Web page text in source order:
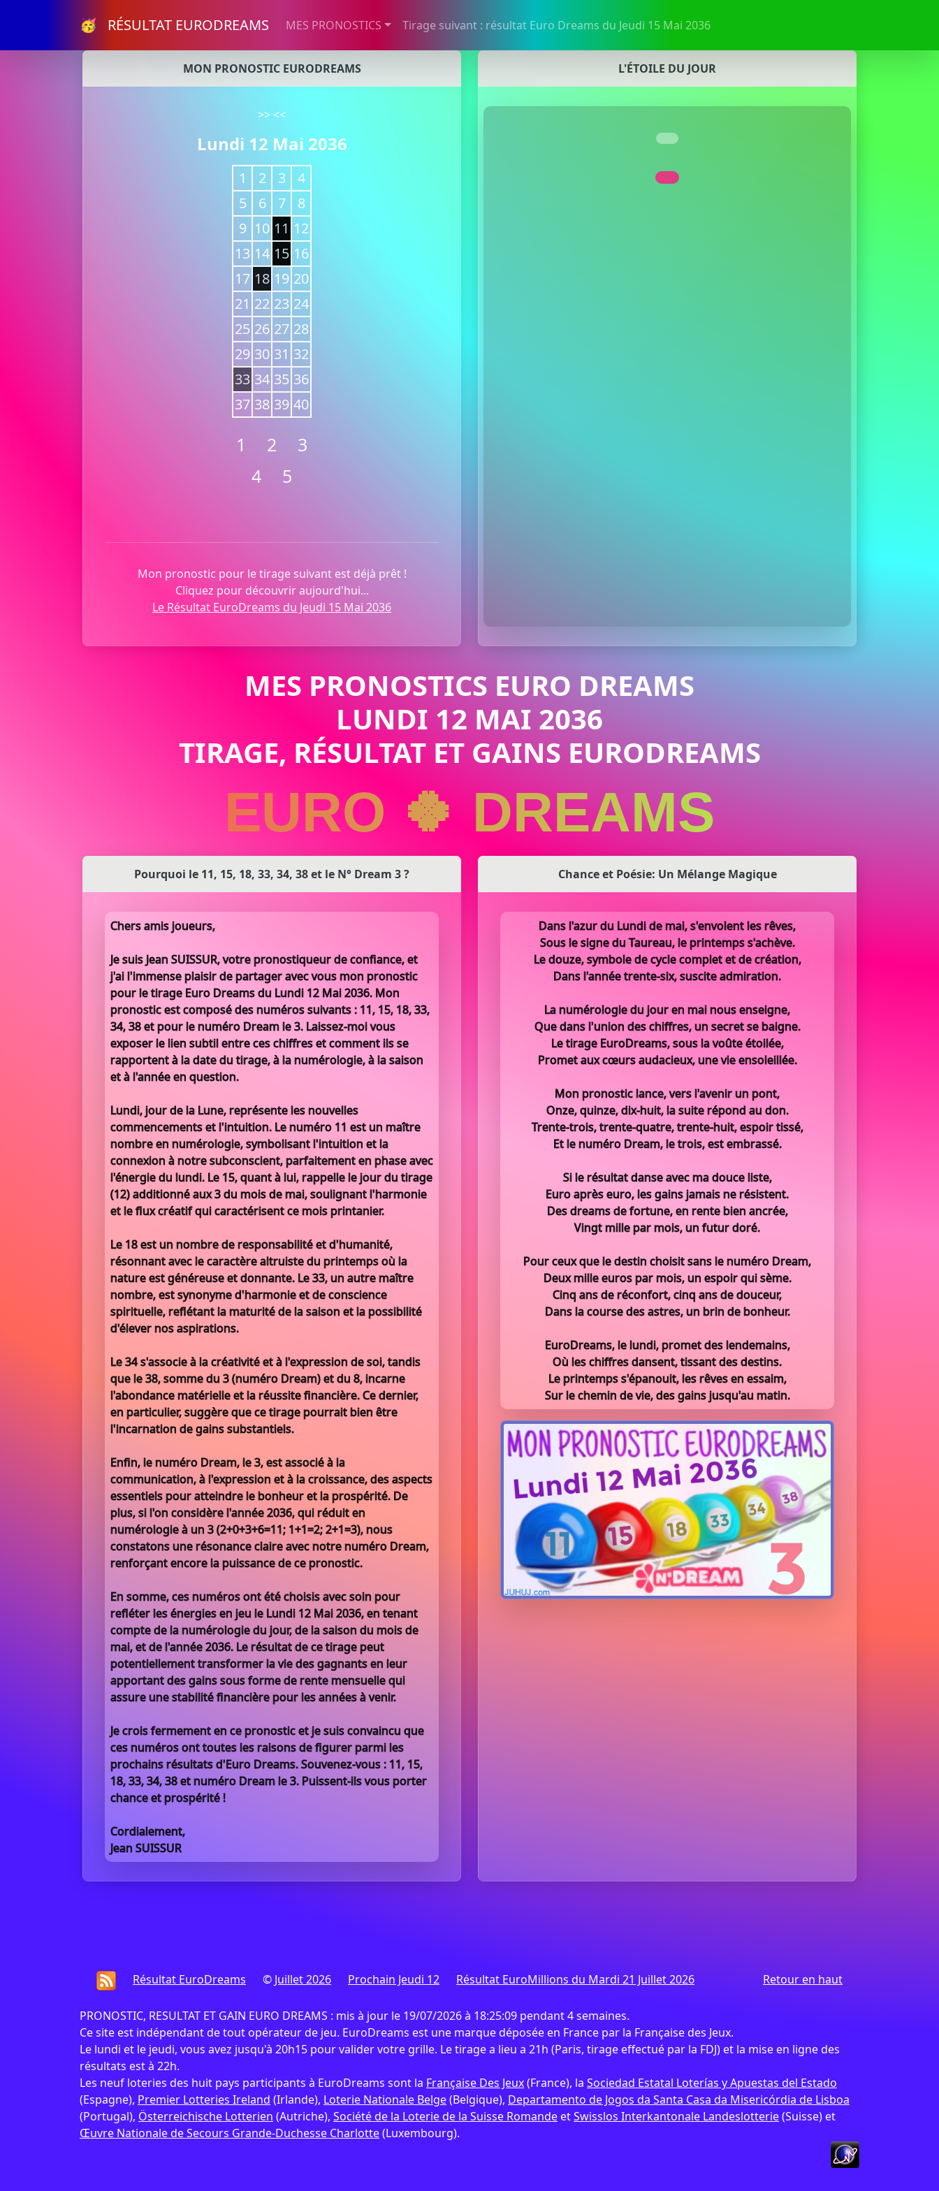
🥳 RÉSULTAT EURODREAMS MES PRONOSTICS Tirage suivant : résultat Euro Dreams du Jeudi 15 Mai 2036
MON PRONOSTIC EURODREAMS
>> <<
Lundi 12 Mai 2036
1 2 3
4
5
6 7
8
9 10 11 12
13 14 15 16
17 18 19 20
21 22 23 24
25 26 27 28
29 30 31 32
33 34 35 36
37 38 39 40
1 2
3
4
5
Mon pronostic pour le tirage suivant est déjà prêt !
Cliquez pour découvrir aujourd'hui...
Le Résultat EuroDreams du Jeudi 15 Mai 2036
L'ÉTOILE DU JOUR
MES PRONOSTICS EURO DREAMS
LUNDI 12 MAI 2036
TIRAGE, RÉSULTAT ET GAINS EURODREAMS
EURO 🍀 DREAMS
Pourquoi le 11, 15, 18, 33, 34, 38 et le N° Dream 3 ?
Chers amis joueurs,
Je suis Jean SUISSUR, votre pronostiqueur de confiance, et
j'ai l'immense plaisir de partager avec vous mon pronostic
pour le tirage Euro Dreams du Lundi 12 Mai 2036. Mon
pronostic est composé des numéros suivants : 11, 15, 18, 33,
34, 38 et pour le numéro Dream le 3. Laissez-moi vous
exposer le lien subtil entre ces chiffres et comment ils se
rapportent à la date du tirage, à la numérologie, à la saison
et à l'année en question.
Lundi, jour de la Lune, représente les nouvelles
commencements et l'intuition. Le numéro 11 est un maître
nombre en numérologie, symbolisant l'intuition et la
connexion à notre subconscient, parfaitement en phase avec
l'énergie du lundi. Le 15, quant à lui, rappelle le jour du tirage
(12) additionné aux 3 du mois de mai, soulignant l'harmonie
et le flux créatif qui caractérisent ce mois printanier.
Le 18 est un nombre de responsabilité et d'humanité,
résonnant avec le caractère altruiste du printemps où la
nature est généreuse et donnante. Le 33, un autre maître
nombre, est synonyme d'harmonie et de conscience
spirituelle, reflétant la maturité de la saison et la possibilité
d'élever nos aspirations.
Le 34 s'associe à la créativité et à l'expression de soi, tandis
que le 38, somme du 3 (numéro Dream) et du 8, incarne
l'abondance matérielle et la réussite financière. Ce dernier,
en particulier, suggère que ce tirage pourrait bien être
l'incarnation de gains substantiels.
Enfin, le numéro Dream, le 3, est associé à la
communication, à l'expression et à la croissance, des aspects
essentiels pour atteindre le bonheur et la prospérité. De
plus, si l'on considère l'année 2036, qui réduit en
numérologie à un 3 (2+0+3+6=11; 1+1=2; 2+1=3), nous
constatons une résonance claire avec notre numéro Dream,
renforçant encore la puissance de ce pronostic.
En somme, ces numéros ont été choisis avec soin pour
refléter les énergies en jeu le Lundi 12 Mai 2036, en tenant
compte de la numérologie du jour, de la saison du mois de
mai, et de l'année 2036. Le résultat de ce tirage peut
potentiellement transformer la vie des gagnants en leur
apportant des gains sous forme de rente mensuelle qui
assure une stabilité financière pour les années à venir.
Je crois fermement en ce pronostic et je suis convaincu que
ces numéros ont toutes les raisons de figurer parmi les
prochains résultats d'Euro Dreams. Souvenez-vous : 11, 15,
18, 33, 34, 38 et numéro Dream le 3. Puissent-ils vous porter
chance et prospérité !
Cordialement,
Jean SUISSUR
Chance et Poésie: Un Mélange Magique
Dans l'azur du Lundi de mai, s'envolent les rêves,
Sous le signe du Taureau, le printemps s'achève.
Le douze, symbole de cycle complet et de création,
Dans l'année trente-six, suscite admiration.
La numérologie du jour en mai nous enseigne,
Que dans l'union des chiffres, un secret se baigne.
Le tirage EuroDreams, sous la voûte étoilée,
Promet aux cœurs audacieux, une vie ensoleillée.
Mon pronostic lance, vers l'avenir un pont,
Onze, quinze, dix-huit, la suite répond au don.
Trente-trois, trente-quatre, trente-huit, espoir tissé,
Et le numéro Dream, le trois, est embrassé.
Si le résultat danse avec ma douce liste,
Euro après euro, les gains jamais ne résistent.
Des dreams de fortune, en rente bien ancrée,
Vingt mille par mois, un futur doré.
Pour ceux que le destin choisit sans le numéro Dream,
Deux mille euros par mois, un espoir qui sème.
Cinq ans de réconfort, cinq ans de douceur,
Dans la course des astres, un brin de bonheur.
EuroDreams, le lundi, promet des lendemains,
Où les chiffres dansent, tissant des destins.
Le printemps s'épanouit, les rêves en essaim,
Sur le chemin de vie, des gains jusqu'au matin.
Retour en haut
Résultat EuroDreams © Juillet 2026 Prochain Jeudi 12 Résultat EuroMillions du Mardi 21 Juillet 2026
PRONOSTIC, RESULTAT ET GAIN EURO DREAMS : mis à jour le 19/07/2026 à 18:25:09 pendant 4 semaines.
Ce site est indépendant de tout opérateur de jeu. EuroDreams est une marque déposée en France par la Française des Jeux.
Le lundi et le jeudi, vous avez jusqu'à 20h15 pour valider votre grille. Le tirage a lieu a 21h (Paris, tirage effectué par la FDJ) et la mise en ligne des
résultats est à 22h.
Les neuf loteries des huit pays participants à EuroDreams sont la Française Des Jeux(France), la Sociedad Estatal Loterías y Apuestas del Estado
(Espagne), Premier Lotteries Ireland (Irlande), Loterie Nationale Belge(Belgique), Departamento de Jogos da Santa Casa da Misericórdia de Lisboa
(Portugal), Österreichische Lotterien (Autriche), Société de la Loterie de la Suisse Romande etSwisslos Interkantonale Landeslotterie(Suisse) et
Œuvre Nationale de Secours Grande-Duchesse Charlotte(Luxembourg).